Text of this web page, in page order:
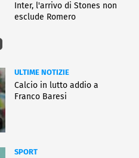
Inter, l'arrivo di Stones non
esclude Romero
ULTIME NOTIZIE
Calcio in lutto addio a
Franco Baresi
SPORT